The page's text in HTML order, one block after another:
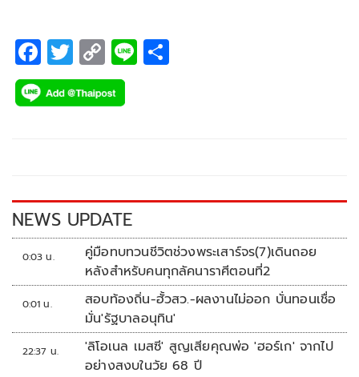
F
ac
e
k
T
wi
tt
C
o
p
k
Li
NEWS UPDATE
0:03 น.
คู่มือทบทวนชีวิตช่วงพระเสาร์จร(7)เดินถอย
หลังสำหรับคนทุกลัคนาราศีตอนที่2
0:01 น.
สอบท้องถิ่น-ฮั้วสว.-ผลงานไม่ออก บั่นทอนเชื่อ
มั่น'รัฐบาลอนุทิน'
22:37 น.
'ลิโอเนล เมสซี' สูญเสียคุณพ่อ 'ฮอร์เก' จากไป
อย่างสงบในวัย 68 ปี